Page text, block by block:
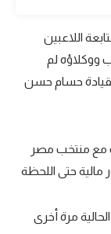
اللاعبين
ووكلاؤه لم
بقيادة حسام حسن
مع منتخب مصر
حتى اللحظة
مرة أخرى